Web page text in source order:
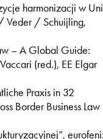
harmonizacji w
Veder / Schuijling,
– A Global Guide:
(red.), EE Elgar
Praxis in 32
Border Business Law